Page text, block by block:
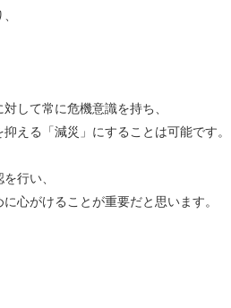
して常に危機意識を持ち、
える「減災」にすることは可能です。
行い、
心がけることが重要だと思います。